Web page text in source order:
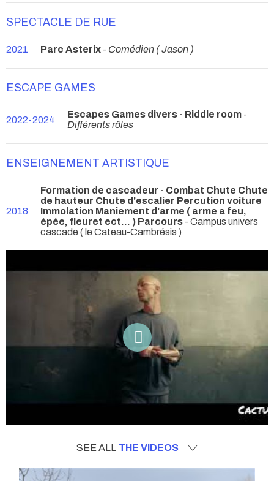
SEE ALL THE VIDEOS
SPECTACLE DE RUE
2021 Parc Asterix - Comédien ( Jason )
ESCAPE GAMES
2022-2024 Escapes Games divers - Riddle room -
Différents rôles
ENSEIGNEMENT ARTISTIQUE
2018
Formation de cascadeur - Combat Chute Chute
de hauteur Chute d'escalier Percution voiture
Immolation Maniement d'arme ( arme a feu,
épée, fleuret ect... ) Parcours - Campus univers
cascade ( le Cateau-Cambrésis )